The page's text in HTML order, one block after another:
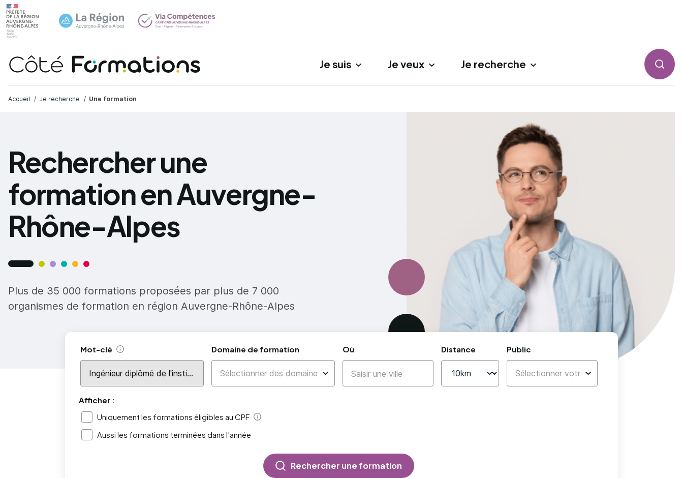
Je suis Je veux Je recherche
Accueil Je recherche Une formation
Rechercher une
formation en Auvergne-
Rhône-Alpes
Plus de 35 000 formations proposées par plus de 7 000
organismes de formation en région Auvergne-Rhône-Alpes
Mot-clé Aide Domaine de formation Où Distance Public
Afficher :
Uniquement les formations éligibles au CPF
Aide
Aussi les formations terminées dans l'année
Rechercher une formation